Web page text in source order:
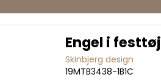
Engel i festtøj
Skinbjerg design
19MTB3438-1B1C